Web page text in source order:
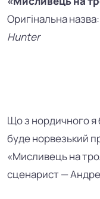
Оригінальна
Hunter
Що з нордичного я
буде норвезький
«Мисливець на
сценарист—